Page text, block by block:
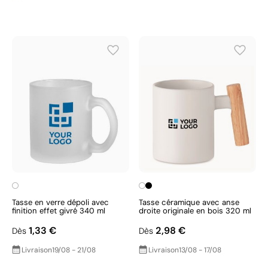
Tasse en verre dépoli avec
finition effet givré 340 ml
Dès 1,33 €
Livraison19/08 - 21/08
Tasse céramique avec anse
droite originale en bois 320 ml
Dès 2,98 €
Livraison13/08 - 17/08